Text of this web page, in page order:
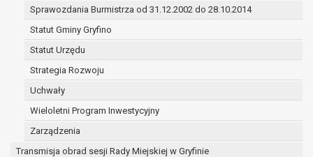
Sprawozdania Burmistrza od 31.12.2002 do 28.10.2014
Statut Gminy Gryfino
Statut Urzędu
Strategia Rozwoju
Uchwały
Wieloletni Program Inwestycyjny
Zarządzenia
Transmisja obrad sesji Rady Miejskiej w Gryfinie
w pozostałych przypadkach dane osobowe
przetwarzane są wyłącznie na podstawie
wcześniej udzielonej zgody w zakresie i celu
określonym w treści zgody.
W związku z przetwarzaniem danych w celu
wskazanym w pkt. 3, dane osobowe mogą być
udostępniane innym upoważnionym odbiorcom lub
kategoriom odbiorców danych osobowych.
Odbiorcami mogą być:
podmioty, które przetwarzają dane